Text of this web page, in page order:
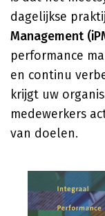
dagelijkse
Management
performance
en continu
krijgt uw
medewerkers
van doelen.